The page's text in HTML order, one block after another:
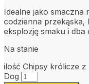
Idealne jako smaczna
codzienna przekąska,
eksplozję smaku i
Na stanie
ilość Chipsy królicze
Dog